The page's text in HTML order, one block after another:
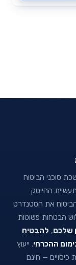
סוכני הביטוח
לאחר 40+ שנה בתעשיית ההייטק
את הסטנדרט
הבטחות פשוטות
שלכם, להבטיח
ההכרחי. ייעוץ
כיסויים — חינם